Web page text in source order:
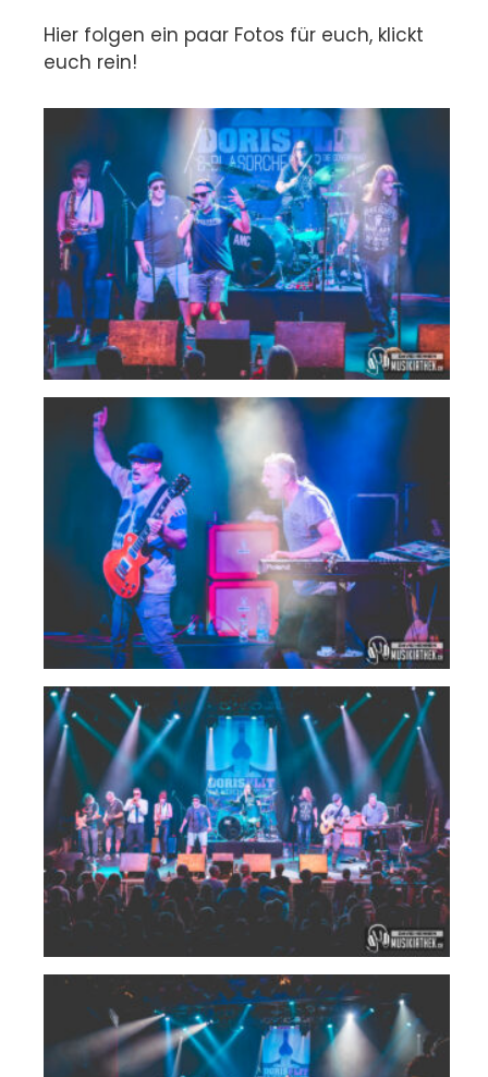
Hier folgen ein paar Fotos für euch, klickt
euch rein!